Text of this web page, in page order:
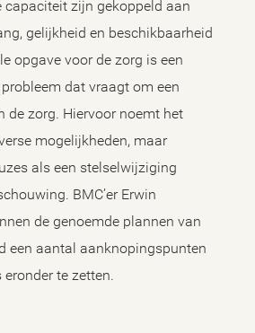
capaciteit zijn gekoppeld aan
gelijkheid en beschikbaarheid
opgave voor de zorg is een
dat vraagt om een
de zorg. Hiervoor noemt het
mogelijkheden, maar
als een stelselwijziging
BMC’er Erwin
de genoemde plannen van
een aantal aanknopingspunten
te zetten.